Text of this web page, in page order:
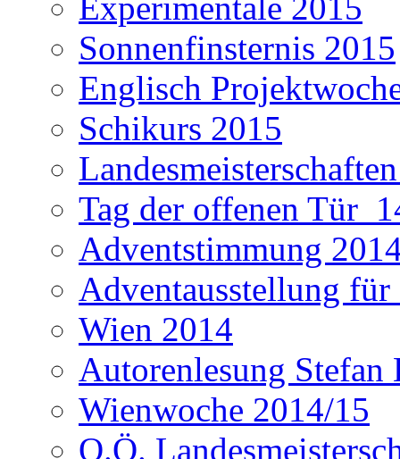
Sonnenfinsternis 2015
Englisch
Schikurs 2015
Tag der offenen
Adventstimmung
Adventausstellung
Wien 2014
Autorenlesung Stefan
Wienwoche 2014/15
O.Ö.